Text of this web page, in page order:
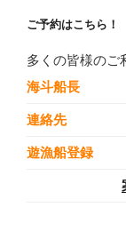
ご予約はこちら！
多くの皆様のご
海斗船長
連絡先
遊漁船登録